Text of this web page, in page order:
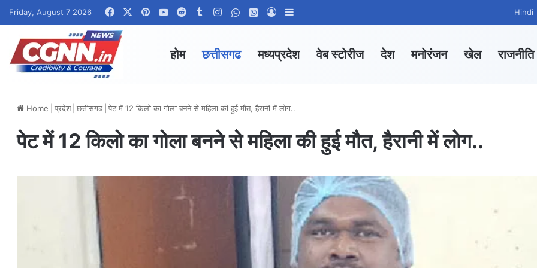
Friday, August 7 2026 FacebookPinterestYouTubeRedditTumblrInstagramWhatsApp Channel
WhatsApp Group
Log In Hindi
होम छत्तीसगढ मध्यप्रदेश वेब स्टोरीज देश मनोरंजन खेल राजनीति
Home प्रदेश छत्तीसगढ पेट में 12 किलो का गोला बनने से महिला की हुई मौत, हैरानी में लोग..
पेट में 12 किलो का गोला बनने से महिला की हुई मौत, हैरानी में लोग..